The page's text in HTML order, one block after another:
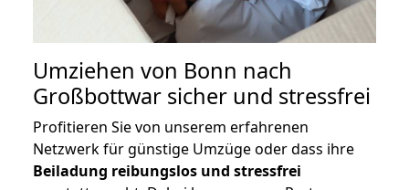
Umziehen von Bonn nach
Großbottwar sicher und stressfrei
Profitieren Sie von unserem erfahrenen
Netzwerk für günstige Umzüge oder dass ihre
Beiladung reibungslos und stressfrei